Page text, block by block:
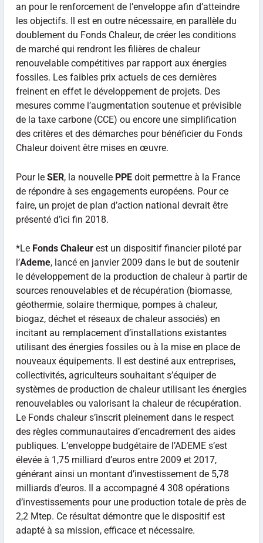
an pour le renforcement de l’enveloppe afin d’atteindre
les objectifs. Il est en outre nécessaire, en parallèle du
doublement du Fonds Chaleur, de créer les conditions
de marché qui rendront les filières de chaleur
renouvelable compétitives par rapport aux énergies
fossiles. Les faibles prix actuels de ces dernières
freinent en effet le développement de projets. Des
mesures comme l’augmentation soutenue et prévisible
de la taxe carbone (CCE) ou encore une simplification
des critères et des démarches pour bénéficier du Fonds
Chaleur doivent être mises en œuvre.
Pour le SER, la nouvelle PPEdoit permettre à la France
de répondre à ses engagements européens. Pour ce
faire, un projet de plan d’action national devrait être
présenté d’ici fin 2018.
*Le Fonds Chaleurest un dispositif financier piloté par
l’Ademe, lancé en janvier 2009 dans le but de soutenir
le développement de la production de chaleur à partir de
sources renouvelables et de récupération (biomasse,
géothermie, solaire thermique, pompes à chaleur,
biogaz, déchet et réseaux de chaleur associés) en
incitant au remplacement d’installations existantes
utilisant des énergies fossiles ou à la mise en place de
nouveaux équipements. Il est destiné aux entreprises,
collectivités, agriculteurs souhaitant s’équiper de
systèmes de production de chaleur utilisant les énergies
renouvelables ou valorisant la chaleur de récupération.
Le Fonds chaleur s’inscrit pleinement dans le respect
des règles communautaires d’encadrement des aides
publiques. L’enveloppe budgétaire de l’ADEME s’est
élevée à 1,75 milliard d’euros entre 2009 et 2017,
générant ainsi un montant d’investissement de 5,78
milliards d’euros. Il a accompagné 4 308 opérations
d’investissements pour une production totale de près de
2,2 Mtep. Ce résultat démontre que le dispositif est
adapté à sa mission, efficace et nécessaire.